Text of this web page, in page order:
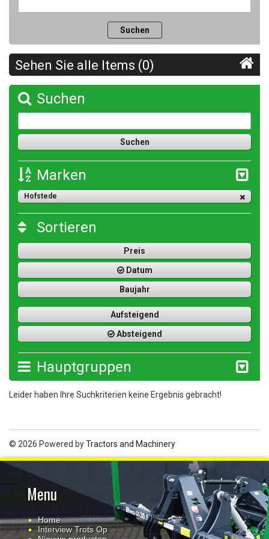
Sehen Sie alle Items (0)
Suchen
Marken
Hofstede
Sortieren
Preis
Datum
Baujahr
Aufsteigend
Absteigend
Hauptgruppen
Leider haben Ihre Suchkriterien keine Ergebnis gebracht!
© 2026 Powered byTractors and Machinery
Menu
Home
Interview Trots Op